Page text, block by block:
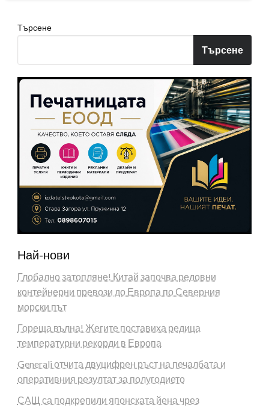
Търсене
Търсене
Най-нови
Глобално затопляне! Китай започва редовни
контейнерни превози до Европа по Северния
морски път
Гореща вълна! Жегите поставиха редица
температурни рекорди в Европа
Generali отчита двуцифрен ръст на печалбата и
оперативния резултат за полугодието
САЩ са подкрепили японската йена чрез